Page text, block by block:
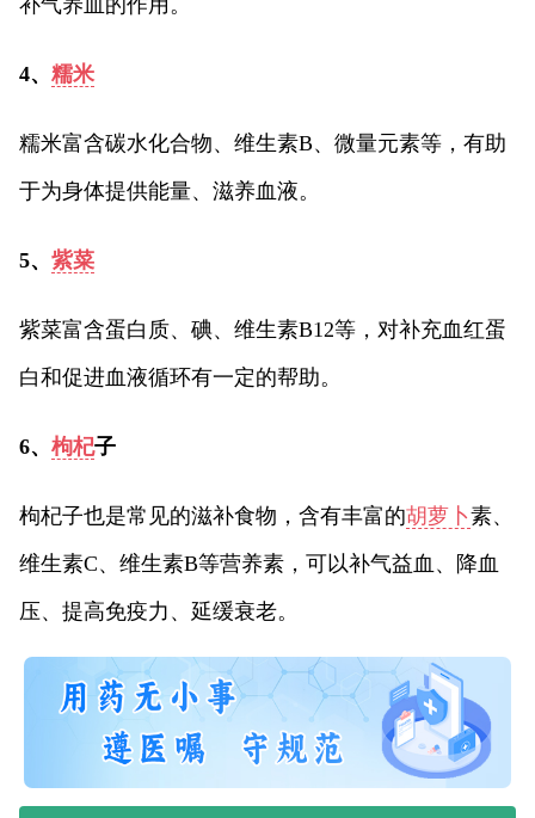
补气养血的作用。
4、 糯米
糯米富含碳水化合物、维生素B、微量元素等，有助
于为身体提供能量、滋养血液。
5、 紫菜
紫菜富含蛋白质、碘、维生素B12等，对补充血红蛋
白和促进血液循环有一定的帮助。
6、 枸杞子
枸杞子也是常见的滋补食物，含有丰富的胡萝卜素、
维生素C、维生素B等营养素，可以补气益血、降血
压、提高免疫力、延缓衰老。